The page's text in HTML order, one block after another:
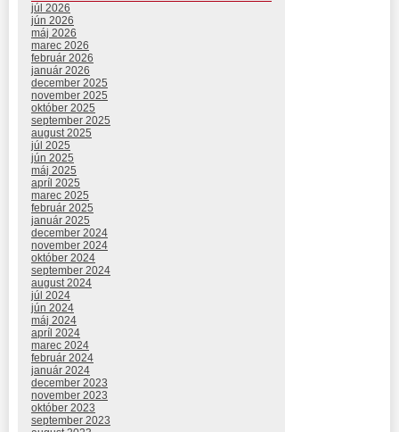
júl 2026
jún 2026
máj 2026
marec 2026
február 2026
január 2026
december 2025
november 2025
október 2025
september 2025
august 2025
júl 2025
jún 2025
máj 2025
apríl 2025
marec 2025
február 2025
január 2025
december 2024
november 2024
október 2024
september 2024
august 2024
júl 2024
jún 2024
máj 2024
apríl 2024
marec 2024
február 2024
január 2024
december 2023
november 2023
október 2023
september 2023